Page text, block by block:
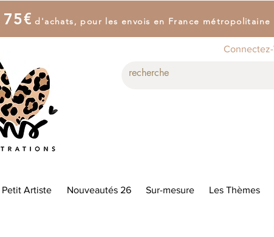
75€ d'achats, pour les envois en France métropolitaine
Petit Artiste Nouveautés 26 Sur-mesure Les Thèmes